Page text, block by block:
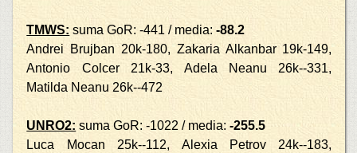
TMWS: suma GoR: -441 / media:-88.2
Andrei Brujban 20k-180, Zakaria Alkanbar 19k-149,
Antonio Colcer 21k-33, Adela Neanu 26k--331,
Matilda Neanu 26k--472
UNRO2: suma GoR: -1022 / media:-255.5
Luca Mocan 25k--112, Alexia Petrov 24k--183,